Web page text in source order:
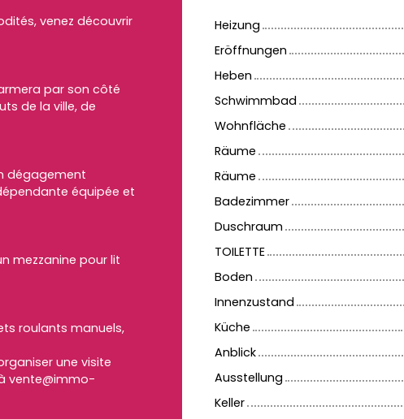
venez découvrir
par son côté
de la ville, de
dégagement
équipée et
mezzanine pour lit
roulants manuels,
une visite
vente@immo-
Heizung
Eröffnungen
Heben
Schwimmbad
Wohnfläche
Räume
Räume
Badezimmer
Duschraum
TOILETTE
Boden
Innenzustand
Küche
Anblick
Ausstellung
Keller